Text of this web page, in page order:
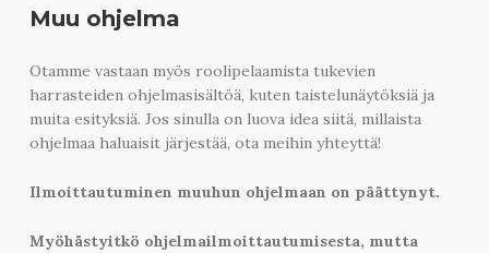
Muu ohjelma
Otamme vastaan myös roolipelaamista tukevien
harrasteiden ohjelmasisältöä, kuten taistelunäytöksiä ja
muita esityksiä. Jos sinulla on luova idea siitä, millaista
ohjelmaa haluaisit järjestää, ota meihin yhteyttä!
Ilmoittautuminen muuhun ohjelmaan on päättynyt.
Myöhästyitkö ohjelmailmoittautumisesta, mutta